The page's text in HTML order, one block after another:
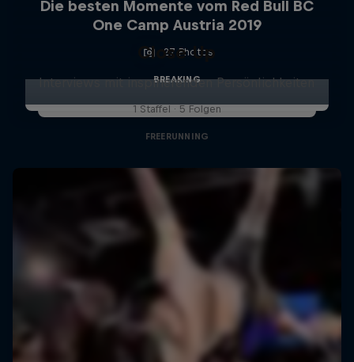
Die besten Momente vom Red Bull BC
One Camp Austria 2019
27 Photos
BREAKING
Close Up
Interviews mit inspirierenden Persönlichkeiten
1 Staffel · 5 Folgen
FREERUNNING